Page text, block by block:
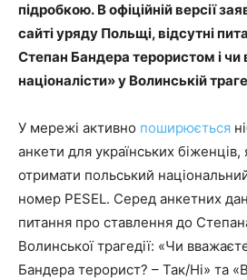
підробкою. В офіційній версії
сайті уряду Польщі, відсутні
Степан Бандера терористом і чи
націоналісти» у Волинській
У мережі активно поширюється
анкети для українських біженців,
отримати польський
номер PESEL. Серед анкетних
питання про ставлення до
Волинської трагедії: «Чи
Бандера терорист? – Так/Ні» та